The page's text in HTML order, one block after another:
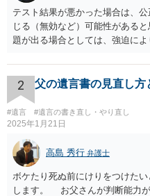
テスト結果が悪かった場合は、
じる（無効など）可能性がある
題が出る場合としては、強迫に
すが、弁護士に作成を依頼する
ースが多いと思います。 報酬体
律の基準はありません。
2 父の遺言書の見直し
#遺言 #遺言の書き直し・やり直し
2025年1月21日
高島 秀行 弁護士
ボケたり死ぬ前にけりをつけた
します。 お父さんが判断能力が